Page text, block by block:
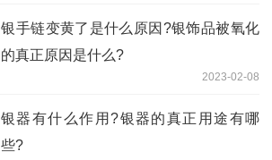
​银手链变黄了是什么原因?银饰品被氧化
的真正原因是什么?
2023-02-08
银器有什么作用?银器的真正用途有哪
些?